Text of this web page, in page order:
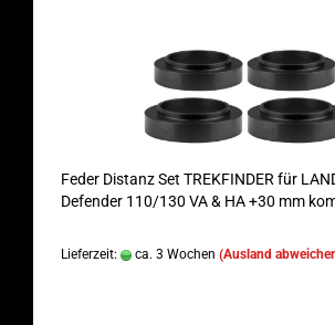
Feder Distanz Set TREKFINDER für
Defender 110/130 VA & HA +30 mm
Lieferzeit: ca. 3 Wochen (Ausland